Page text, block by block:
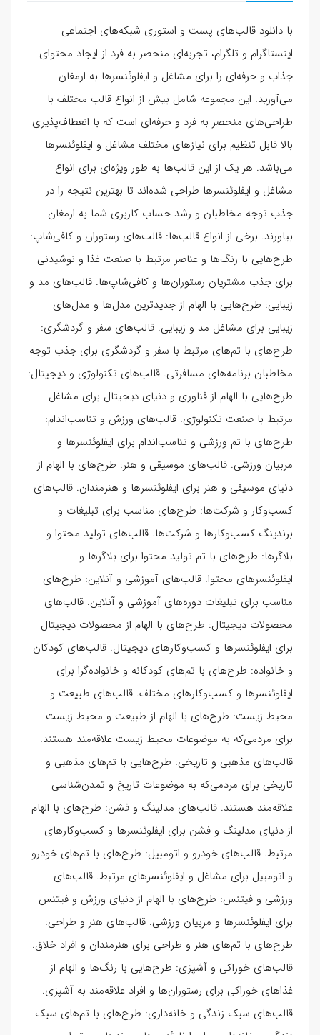
با دانلود قالب‌های پست و استوری شبکه‌های اجتماعی
اینستاگرام و تلگرام، تجربه‌ای منحصر به فرد از ایجاد محتوای
جذاب و حرفه‌ای را برای مشاغل و ایفلوئنسرها به ارمغان
می‌آورید. این مجموعه شامل بیش از انواع قالب مختلف با
طراحی‌های منحصر به فرد و حرفه‌ای است که با انعطاف‌پذیری
بالا قابل تنظیم برای نیازهای مختلف مشاغل و ایفلوئنسرها
می‌باشد. هر یک از این قالب‌ها به طور ویژه‌ای برای انواع
مشاغل و ایفلوئنسرها طراحی شده‌اند تا بهترین نتیجه را در
جذب توجه مخاطبان و رشد حساب کاربری شما به ارمغان
بیاورند. برخی از انواع قالب‌ها: قالب‌های رستوران و کافی‌شاپ:
طرح‌هایی با رنگ‌ها و عناصر مرتبط با صنعت غذا و نوشیدنی
برای جذب مشتریان رستوران‌ها و کافی‌شاپ‌ها. قالب‌های مد و
زیبایی: طرح‌هایی با الهام از جدیدترین مدل‌ها و مدل‌های
زیبایی برای مشاغل مد و زیبایی. قالب‌های سفر و گردشگری:
طرح‌های با تم‌های مرتبط با سفر و گردشگری برای جذب توجه
مخاطبان برنامه‌های مسافرتی. قالب‌های تکنولوژی و دیجیتال:
طرح‌هایی با الهام از فناوری و دنیای دیجیتال برای مشاغل
مرتبط با صنعت تکنولوژی. قالب‌های ورزش و تناسب‌اندام:
طرح‌های با تم ورزشی و تناسب‌اندام برای ایفلوئنسرها و
مربیان ورزشی. قالب‌های موسیقی و هنر: طرح‌های با الهام از
دنیای موسیقی و هنر برای ایفلوئنسرها و هنرمندان. قالب‌های
کسب‌وکار و شرکت‌ها: طرح‌های مناسب برای تبلیغات و
برندینگ کسب‌وکارها و شرکت‌ها. قالب‌های تولید محتوا و
بلاگرها: طرح‌های با تم تولید محتوا برای بلاگرها و
ایفلوئنسرهای محتوا. قالب‌های آموزشی و آنلاین: طرح‌های
مناسب برای تبلیغات دوره‌های آموزشی و آنلاین. قالب‌های
محصولات دیجیتال: طرح‌های با الهام از محصولات دیجیتال
برای ایفلوئنسرها و کسب‌وکارهای دیجیتال. قالب‌های کودکان
و خانواده: طرح‌های با تم‌های کودکانه و خانواده‌گرا برای
ایفلوئنسرها و کسب‌وکارهای مختلف. قالب‌های طبیعت و
محیط زیست: طرح‌های با الهام از طبیعت و محیط زیست
برای مردمی‌که به موضوعات محیط زیست علاقه‌مند هستند.
قالب‌های مذهبی و تاریخی: طرح‌هایی با تم‌های مذهبی و
تاریخی برای مردمی‌که به موضوعات تاریخ و تمدن‌شناسی
علاقه‌مند هستند. قالب‌های مدلینگ و فشن: طرح‌های با الهام
از دنیای مدلینگ و فشن برای ایفلوئنسرها و کسب‌وکارهای
مرتبط. قالب‌های خودرو و اتومبیل: طرح‌های با تم‌های خودرو
و اتومبیل برای مشاغل و ایفلوئنسرهای مرتبط. قالب‌های
ورزشی و فیتنس: طرح‌های با الهام از دنیای ورزش و فیتنس
برای ایفلوئنسرها و مربیان ورزشی. قالب‌های هنر و طراحی:
طرح‌های با تم‌های هنر و طراحی برای هنرمندان و افراد خلاق.
قالب‌های خوراکی و آشپزی: طرح‌هایی با رنگ‌ها و الهام از
غذاهای خوراکی برای رستوران‌ها و افراد علاقه‌مند به آشپزی.
قالب‌های سبک زندگی و خانه‌داری: طرح‌های با تم‌های سبک